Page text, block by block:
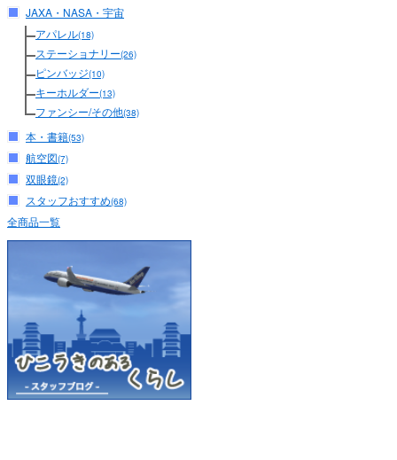
JAXA・NASA・宇宙
アパレル(18)
ステーショナリー(26)
ピンバッジ(10)
キーホルダー(13)
ファンシー/その他(38)
本・書籍(53)
航空図(7)
双眼鏡(2)
スタッフおすすめ(68)
全商品一覧